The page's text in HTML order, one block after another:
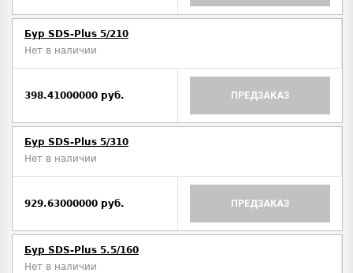
Бур SDS-Plus 5/210
Нет в наличии
398.41000000 руб. ПРЕДЗАКАЗ
Бур SDS-Plus 5/310
Нет в наличии
929.63000000 руб. ПРЕДЗАКАЗ
Бур SDS-Plus 5.5/160
Нет в наличии